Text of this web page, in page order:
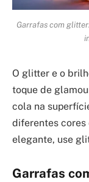
Garrafas com
O glitter e o
toque de
cola na
diferentes cores
elegante, use
Garrafas